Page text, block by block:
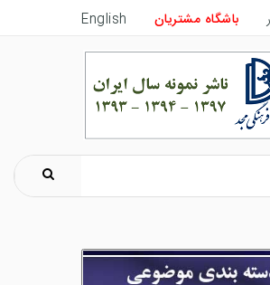
باشگاه مشتریان English